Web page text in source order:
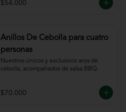
$54.000
Anillos De Cebolla para cuatro
personas
Nuestros únicos y exclusivos aros de
cebolla, acompañados de salsa BBQ.
$70.000